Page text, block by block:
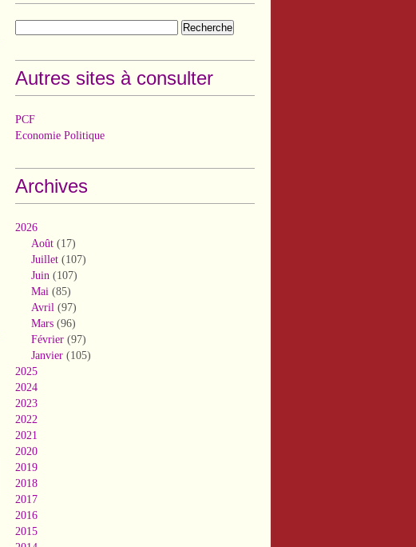
Autres sites à consulter
PCF
Economie Politique
Archives
2026
Août (17)
Juillet (107)
Juin (107)
Mai (85)
Avril (97)
Mars (96)
Février (97)
Janvier (105)
2025
2024
2023
2022
2021
2020
2019
2018
2017
2016
2015